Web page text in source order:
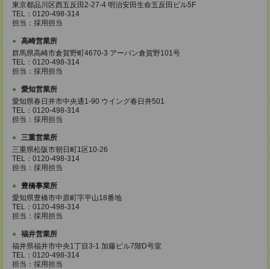
東京都品川区西五反田2-27-4 明治安田生命五反田ビル5F
TEL：0120-498-314
担当：採用担当
高崎営業所
群馬県高崎市倉賀野町4670-3 アーバン倉賀野101号
TEL：0120-498-314
担当：採用担当
愛知営業所
愛知県春日井市中央通1-90 ウイング春日井501
TEL：0120-498-314
担当：採用担当
三重営業所
三重県松阪市朝日町1区10-26
TEL：0120-498-314
担当：採用担当
豊橋事業所
愛知県豊橋市中原町字平山18番地
TEL：0120-498-314
担当：採用担当
福井営業所
福井県福井市中央1丁目3-1 加藤ビル7階D号室
TEL：0120-498-314
担当：採用担当